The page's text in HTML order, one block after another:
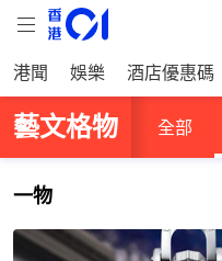
港聞 娛樂 酒店優惠碼
藝文格物 全部
一物